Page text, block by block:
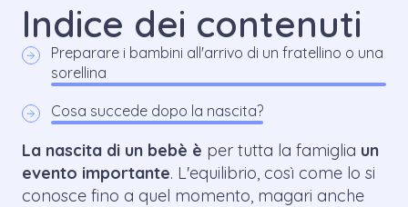
Indice dei contenuti
Preparare i bambini all'arrivo di un fratellino o una
sorellina
Cosa succede dopo la nascita?
La nascita di un bebè è per tutta la famiglia un
evento importante. L'equilibrio, così come lo si
conosce fino a quel momento, magari anche